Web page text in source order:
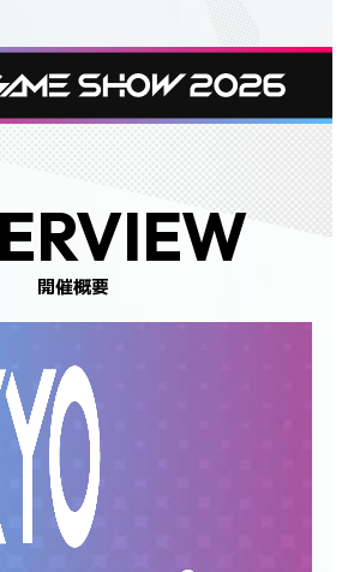
開催概要